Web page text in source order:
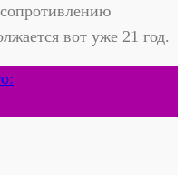
вот уже 21 год.